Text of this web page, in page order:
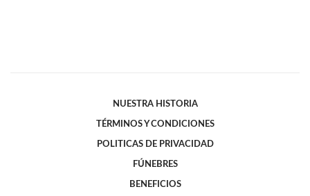
NUESTRA HISTORIA
TÉRMINOS Y CONDICIONES
POLITICAS DE PRIVACIDAD
FÚNEBRES
BENEFICIOS